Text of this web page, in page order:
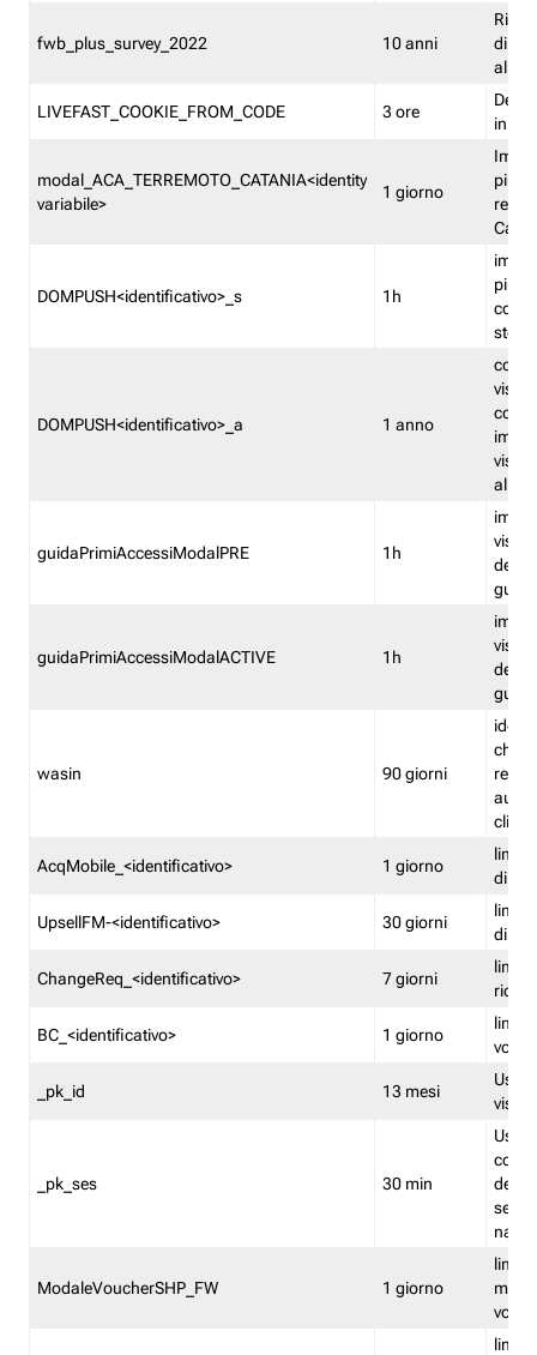
fwb_plus_survey_2022 10 anni
di
LIVEFAST_COOKIE_FROM_CODE 3 ore
in
modal_ACA_TERREMOTO_CATANIA<identity
variabile>
1 giorno
più
DOMPUSH<identificativo>_s 1h
più
DOMPUSH<identificativo>_a 1 anno
guidaPrimiAccessiModalPRE 1h
della
guidaPrimiAccessiModalACTIVE 1h
della
wasin 90 giorni
che
rete
clienti
AcqMobile_<identificativo> 1 giorno
limita
di
UpsellFM-<identificativo> 30 giorni
limita
di
ChangeReq_<identificativo> 7 giorni
limita
BC_<identificativo> 1 giorno
limita
_pk_id 13 mesi
_pk_ses 30 min
ModaleVoucherSHP_FW 1 giorno